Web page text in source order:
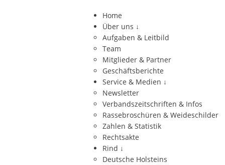
Home
Über uns ↓
Aufgaben & Leitbild
Team
Mitglieder & Partner
Geschäftsberichte
Service & Medien ↓
Newsletter
Verbandszeitschriften & Infos
Rassebroschüren & Weideschilder
Zahlen & Statistik
Rechtsakte
Rind ↓
Deutsche Holsteins